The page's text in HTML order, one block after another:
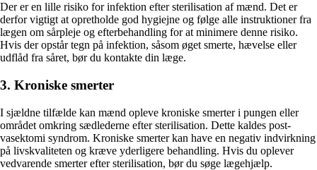
Der er en lille risiko for infektion efter sterilisation af mænd. Det er
derfor vigtigt at opretholde god hygiejne og følge alle instruktioner fra
lægen om sårpleje og efterbehandling for at minimere denne risiko.
Hvis der opstår tegn på infektion, såsom øget smerte, hævelse eller
udflåd fra såret, bør du kontakte din læge.
3. Kroniske smerter
I sjældne tilfælde kan mænd opleve kroniske smerter i pungen eller
området omkring sædlederne efter sterilisation. Dette kaldes post-
vasektomi syndrom. Kroniske smerter kan have en negativ indvirkning
på livskvaliteten og kræve yderligere behandling. Hvis du oplever
vedvarende smerter efter sterilisation, bør du søge lægehjælp.